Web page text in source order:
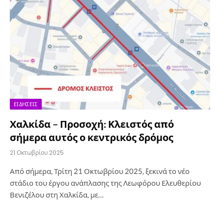
ΕΙΔΉΣΕΙΣ
Χαλκίδα – Προσοχή: Κλειστός από
σήμερα αυτός ο κεντρικός δρόμος
21 Οκτωβρίου 2025
Από σήμερα, Τρίτη 21 Οκτωβρίου 2025, ξεκινά το νέο
στάδιο του έργου ανάπλασης της Λεωφόρου Ελευθερίου
Βενιζέλου στη Χαλκίδα, με…